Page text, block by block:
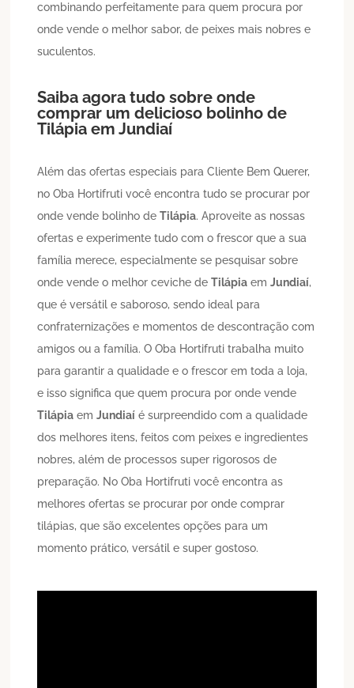
combinando perfeitamente para quem procura por
onde vende o melhor sabor, de peixes mais nobres e
suculentos.
Saiba agora tudo sobre onde
comprar um delicioso bolinho de
Tilápia emJundiaí
Além das ofertas especiais para Cliente Bem Querer,
no Oba Hortifruti você encontra tudo se procurar por
onde vende bolinho deTilápia. Aproveite as nossas
ofertas e experimente tudo com o frescor que a sua
família merece, especialmente se pesquisar sobre
onde vende o melhor ceviche deTilápia emJundiaí,
que é versátil e saboroso, sendo ideal para
confraternizações e momentos de descontração com
amigos ou a família. O Oba Hortifruti trabalha muito
para garantir a qualidade e o frescor em toda a loja,
e isso significa que quem procura por onde vende
Tilápia emJundiaí é surpreendido com a qualidade
dos melhores itens, feitos com peixes e ingredientes
nobres, além de processos super rigorosos de
preparação. No Oba Hortifruti você encontra as
melhores ofertas se procurar por onde comprar
tilápias, que são excelentes opções para um
momento prático, versátil e super gostoso.